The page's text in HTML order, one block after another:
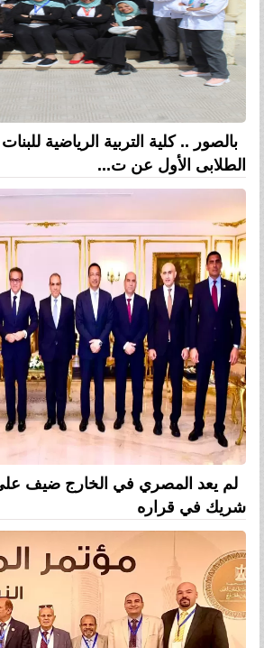
بالصور .. كلية التربية الرياضية
الطلابى الأول عن ت...
لم يعد المصري في الخارج ضيف
شريك في قراره